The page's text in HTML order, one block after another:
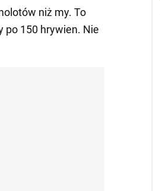
niż my. To
po 150 hrywien. Nie